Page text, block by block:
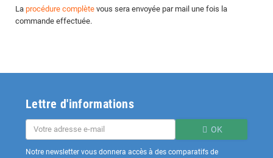
La procédure complète vous sera envoyée par mail une fois la
commande effectuée.
Lettre d'informations
OK
Notre newsletter vous donnera accès à des comparatifs de